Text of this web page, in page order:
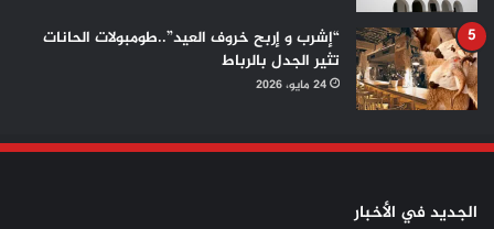
“إشرب و إربح خروف العيد”..طومبولات الحانات
تثير الجدل بالرباط
24 مايو، 2026
الجديد في الأخبار